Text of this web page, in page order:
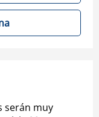
serán muy